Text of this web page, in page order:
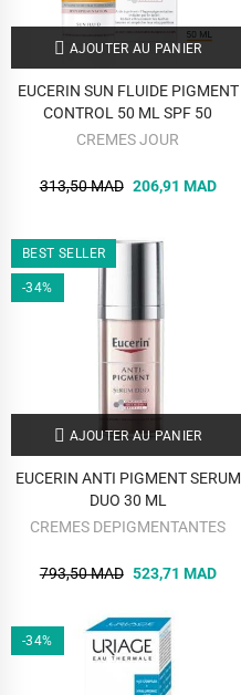
AJOUTER AU PANIER
EUCERIN SUN FLUIDE PIGMENT
CONTROL 50 ML SPF 50
CREMES JOUR
313,50 MAD 206,91 MAD
BEST SELLER
-34%
AJOUTER AU PANIER
EUCERIN ANTI PIGMENT SERUM
DUO 30 ML
CREMES DEPIGMENTANTES
793,50 MAD 523,71 MAD
-34%